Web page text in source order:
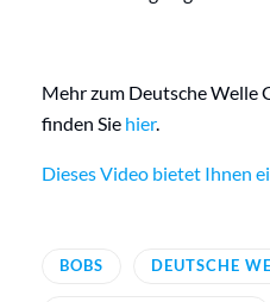
Mehr zum Deutsche Welle
finden Sie hier.
Dieses Video bietet Ihnen
BOBS DEUTSCHE